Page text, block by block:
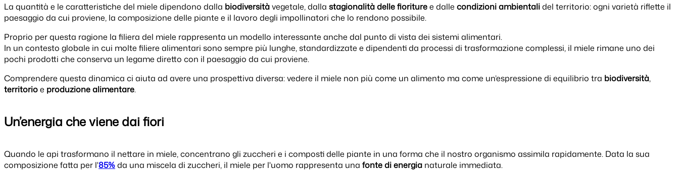
La quantità e le caratteristiche del miele dipendono dalla biodiversitàvegetale, dalla stagionalità delle fiorituree dalle condizioni ambientalidel territorio: ogni varietà riflette il
paesaggio da cui proviene, la composizione delle piante e il lavoro degli impollinatori che lo rendono possibile.
Proprio per questa ragione la filiera del miele rappresenta un modello interessante anche dal punto di vista dei sistemi alimentari.
In un contesto globale in cui molte filiere alimentari sono sempre più lunghe, standardizzate e dipendenti da processi di trasformazione complessi, il miele rimane uno dei
pochi prodotti che conserva un legame diretto con il paesaggio da cui proviene.
Comprendere questa dinamica ci aiuta ad avere una prospettiva diversa: vedere il miele non più come un alimento ma come un’espressione di equilibrio tra biodiversità,
territorioe produzione alimentare.
Un’energia che viene dai fiori
Quando le api trasformano il nettare in miele, concentrano gli zuccheri e i composti delle piante in una forma che il nostro organismo assimila rapidamente. Data la sua
composizione fatta per l'85%da una miscela di zuccheri, il miele per l'uomo rappresenta una fonte di energia naturale immediata.